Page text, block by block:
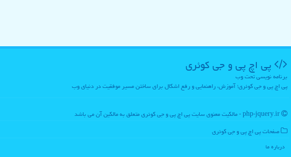
پی اچ پی و جی كوئری
برنامه نویسی تحت وب
پی اچ پی و جی کوئری؛ آموزش، راهنمایی و رفع اشکال برای ساختن مسیر موفقیت در دنیای وب
صفحات پی اچ پی و جی كوئری
درباره ما